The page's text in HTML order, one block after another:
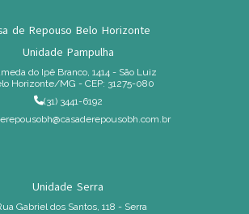
de Repouso Belo Horizonte
Unidade Pampulha
do Ipê Branco, 1414 - São Luiz
Horizonte/MG - CEP: 31275-080
(31) 3441-6192
Unidade Serra
Gabriel dos Santos, 118 - Serra